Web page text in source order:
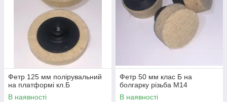
Фетр 125 мм полірувальний
на платформі кл.Б
В наявності
Фетр 50 мм клас Б на
болгарку різьба М14
В наявності